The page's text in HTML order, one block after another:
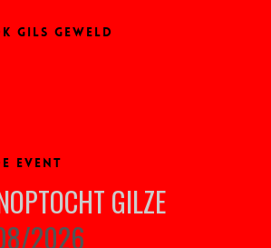
GILS GEWELD
EVENT
GILZE
2026